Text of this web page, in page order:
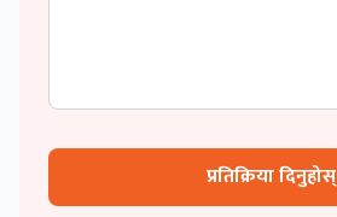
प्रतिक्रिया दिनुहोस्